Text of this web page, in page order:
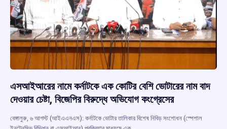
এসআইআরের নামে কর্নাটকে এক কোটির বেশি ভোটারের নাম বাদ
দেওয়ার চেষ্টা, বিজেপির বিরুদ্ধে অভিযোগ কংগ্রেসের
বেঙ্গালুরু, ৬ আগস্ট (আইএএনএস): কর্নাটকে ভোটার তালিকার বিশেষ নিবিড় সংশোধন (স্পেশাল